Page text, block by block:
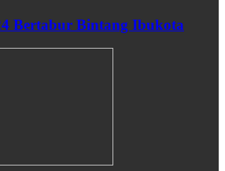
Bertabur Bintang Ibukota